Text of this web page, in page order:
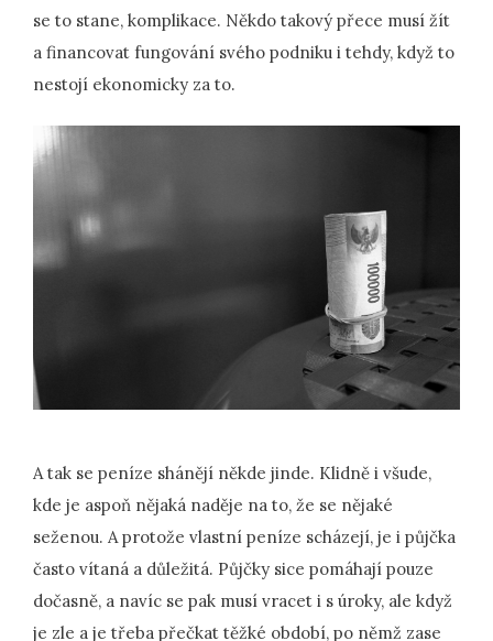
se to stane, komplikace. Někdo takový přece musí žít
a financovat fungování svého podniku i tehdy, když to
nestojí ekonomicky za to.
A tak se peníze shánějí někde jinde. Klidně i všude,
kde je aspoň nějaká naděje na to, že se nějaké
seženou. A protože vlastní peníze scházejí, je i půjčka
často vítaná a důležitá. Půjčky sice pomáhají pouze
dočasně, a navíc se pak musí vracet i s úroky, ale když
je zle a je třeba přečkat těžké období, po němž zase